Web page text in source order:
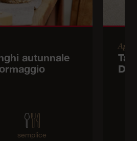
autunnale
semplice